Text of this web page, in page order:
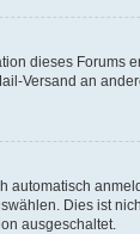
dieses Forums
Versand an
Dies ist
ausgeschaltet.